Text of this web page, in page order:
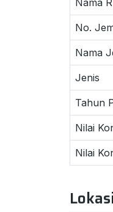
No.
Nama
Jenis
Tahun
Nilai
Nilai